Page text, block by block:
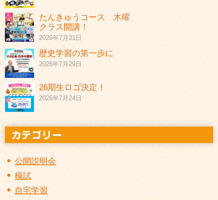
たんきゅうコース 木曜
クラス開講！
2026年7月31日
歴史学習の第一歩に
2026年7月29日
26期生ロゴ決定！
2026年7月24日
公開説明会
模試
自宅学習